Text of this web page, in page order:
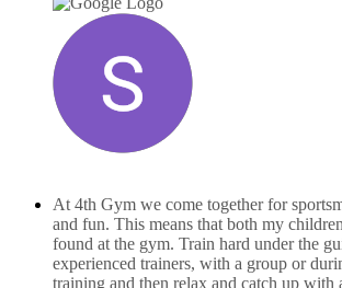
At 4th Gym we come together for
and fun. This means that both my
found at the gym. Train hard under the
experienced trainers, with a group or
training and then relax and catch up with